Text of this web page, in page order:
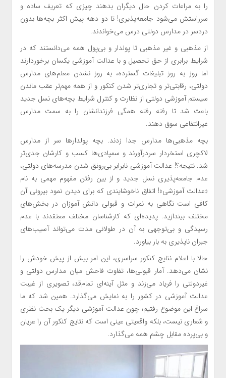
را به مراعات کردن حال دیگران بدهند چیزی که تعریف ساده و
سرراستش می‌شود جامعه‌پذیری! تا دو دهه پیش اکثر بچه‌ها بدون
دردسر در مدارس دولتی درس می‌خواندند.
از مذهبی و غیر مذهبی تا پولدار و بی‌پول همه می‌دانستند که در
شرایط برابری از حق تحصیل و با عدالت آموزشی یکسان برخوردارند
اما روز به روز تبلیغات گسترده، به روز نشدن معلم‌های مدارس
دولتی، رقابتی‌تر و تجاری‌تر شدن کنکور و از همه مهم‌تر عقب ماندن
سیستم آموزشی دولتی از نظارت و کنترل شرایط بچه‌های نسل جدید
باعث شد تا رفته رفته همگی فرزندانشان را به سمت مدارس
غیرانتفاعی سوق دهند.
بچه مذهبی‌ها مدارس جدا زدند. بچه پولدارها سر از مدارس
لاکچری استخردار سردرآورند و سمپادی‌ها کسب و کارشان جدی‌تر
شد. نتیجه؟! عدالت آموزشی نابرابر بی‌رونق شدن مدرسه‌های دولتی،
عدم جامعه‌پذیری نسل جدید و از بین رفتن مفهوم مهمی به نام
«عدالت آموزشی»! اتفاق ناخوشایندی که برای دیدن نمود بیرونی آن
کافی است نگاهی به نمرات و قبولی دانش آموزان در بخش‌های
مختلف بیندازید. پدیده‌ای که کارشناسان مختلف معتقدند با عدم
رسیدگی و بی‌توجهی به آن در طولانی مدت می‌تواند آسیب‌های
جبران ناپذیری به بار بیاورد.
حالا با اعلام نتایج کنکور سراسری، این امر بیش از پیش خودش را
نشان می‌دهد. آمار قبولی‌ها، تفاوت فاحش میان مدارس دولتی و
غیردولتی را فریاد می‌زند و مثل آینه‌ای تمام‌قد، تصویری از غیبت
عدالت آموزشی در کشور را به نمایش می‌گذارد. همین شد که ما
سراغ این موضوع رفتیم؛ چون عدالت آموزشی دیگر یک بحث نظری
و شعاری نیست، بلکه واقعیتی عینی است که نتایج کنکور آن را عریان
و بی‌پرده مقابل چشم همه می‌گذارد.